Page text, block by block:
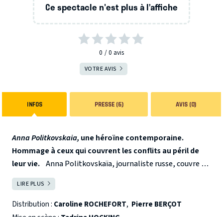
Ce spectacle n'est plus à l’affiche
0 0 avis
VOTRE AVIS
INFOS PRESSE (6) AVIS (0)
Anna Politkovskaia, une héroïne contemporaine.
Hommage à ceux qui couvrent les conflits au péril de
leur vie. Anna Politkovskaïa, journaliste russe, couvre la
guerre en Tchétchénie et dénonce les atrocités com-
mises dans son journal Novaïa Gazeta. Militante des droits
de l’homme, elle dérange et parle trop. Travailleuse
LIRE PLUS
Distribution : Caroline ROCHEFORT, Pierre BERÇOT